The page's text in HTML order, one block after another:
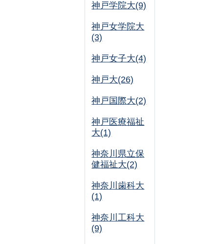
神戸学院大(9)
神戸女学院大
(3)
神戸女子大(4)
神戸大(26)
神戸国際大(2)
神戸医療福祉
大(1)
神奈川県立保
健福祉大(2)
神奈川歯科大
(1)
神奈川工科大
(9)